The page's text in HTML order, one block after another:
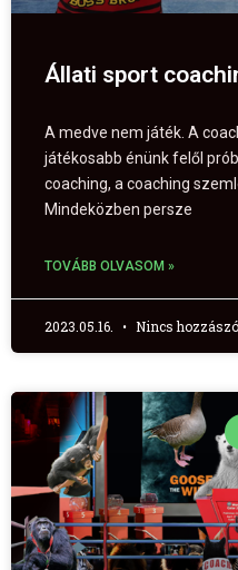
Állati sport
A medve nem játék. A
játékosabb énünk felől
coaching, a coaching
Mindeközben persze
TOVÁBB OLVASOM »
2023.05.16. Nincs